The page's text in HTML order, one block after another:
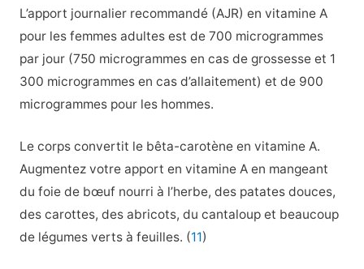
L’apport journalier recommandé (AJR) en vitamine A
pour les femmes adultes est de 700 microgrammes
par jour (750 microgrammes en cas de grossesse et 1
300 microgrammes en cas d’allaitement) et de 900
microgrammes pour les hommes.
Le corps convertit le bêta-carotène en vitamine A.
Augmentez votre apport en vitamine A en mangeant
du foie de bœuf nourri à l’herbe, des patates douces,
des carottes, des abricots, du cantaloup et beaucoup
de légumes verts à feuilles. (11)